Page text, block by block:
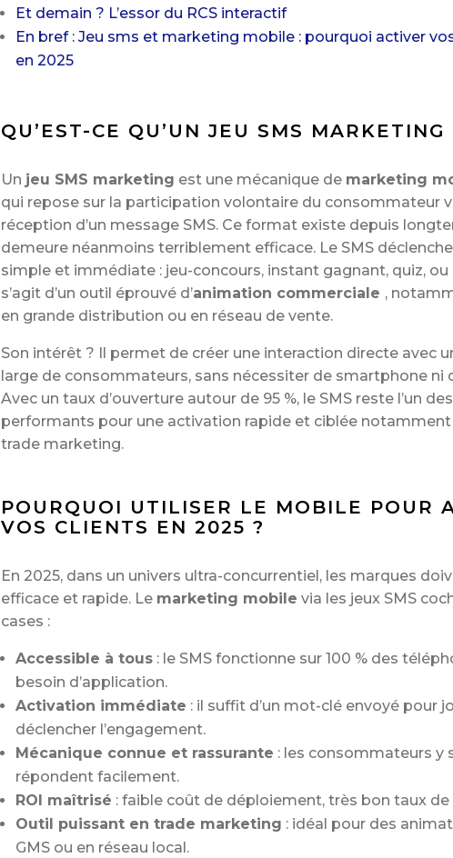
Et demain ? L’essor du RCS interactif
En bref : Jeu sms et marketing mobile : pourquoi activer
en 2025
QU’EST-CE QU’UN JEU SMS MARKETING
Un jeu SMS marketing est une mécanique de marketing
qui repose sur la participation volontaire du consommateur
réception d’un message SMS. Ce format existe depuis
demeure néanmoins terriblement efficace. Le SMS
simple et immédiate : jeu-concours, instant gagnant, quiz, ou
s’agit d’un outil éprouvé d’animation commerciale ,
en grande distribution ou en réseau de vente.
Son intérêt ? Il permet de créer une interaction directe avec
large de consommateurs, sans nécessiter de smartphone ni
Avec un taux d’ouverture autour de 95 %, le SMS reste l’un
performants pour une activation rapide et ciblée
trade marketing.
POURQUOI UTILISER LE MOBILE POUR
VOS CLIENTS EN 2025 ?
En 2025, dans un univers ultra-concurrentiel, les marques
efficace et rapide. Le marketing mobile via les jeux SMS
cases :
Accessible à tous : le SMS fonctionne sur 100 % des
besoin d’application.
Activation immédiate : il suffit d’un mot-clé envoyé pour
déclencher l’engagement.
Mécanique connue et rassurante : les consommateurs y
répondent facilement.
ROI maîtrisé : faible coût de déploiement, très bon taux de
Outil puissant en trade marketing : idéal pour des
GMS ou en réseau local.